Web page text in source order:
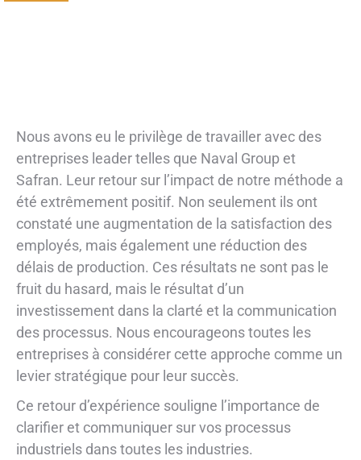
Nous avons eu le privilège de travailler avec des
entreprises leader telles que Naval Group et
Safran. Leur retour sur l’impact de notre méthode a
été extrêmement positif. Non seulement ils ont
constaté une augmentation de la satisfaction des
employés, mais également une réduction des
délais de production. Ces résultats ne sont pas le
fruit du hasard, mais le résultat d’un
investissement dans la clarté et la communication
des processus. Nous encourageons toutes les
entreprises à considérer cette approche comme un
levier stratégique pour leur succès.
Ce retour d’expérience souligne l’importance de
clarifier et communiquer sur vos processus
industriels dans toutes les industries.